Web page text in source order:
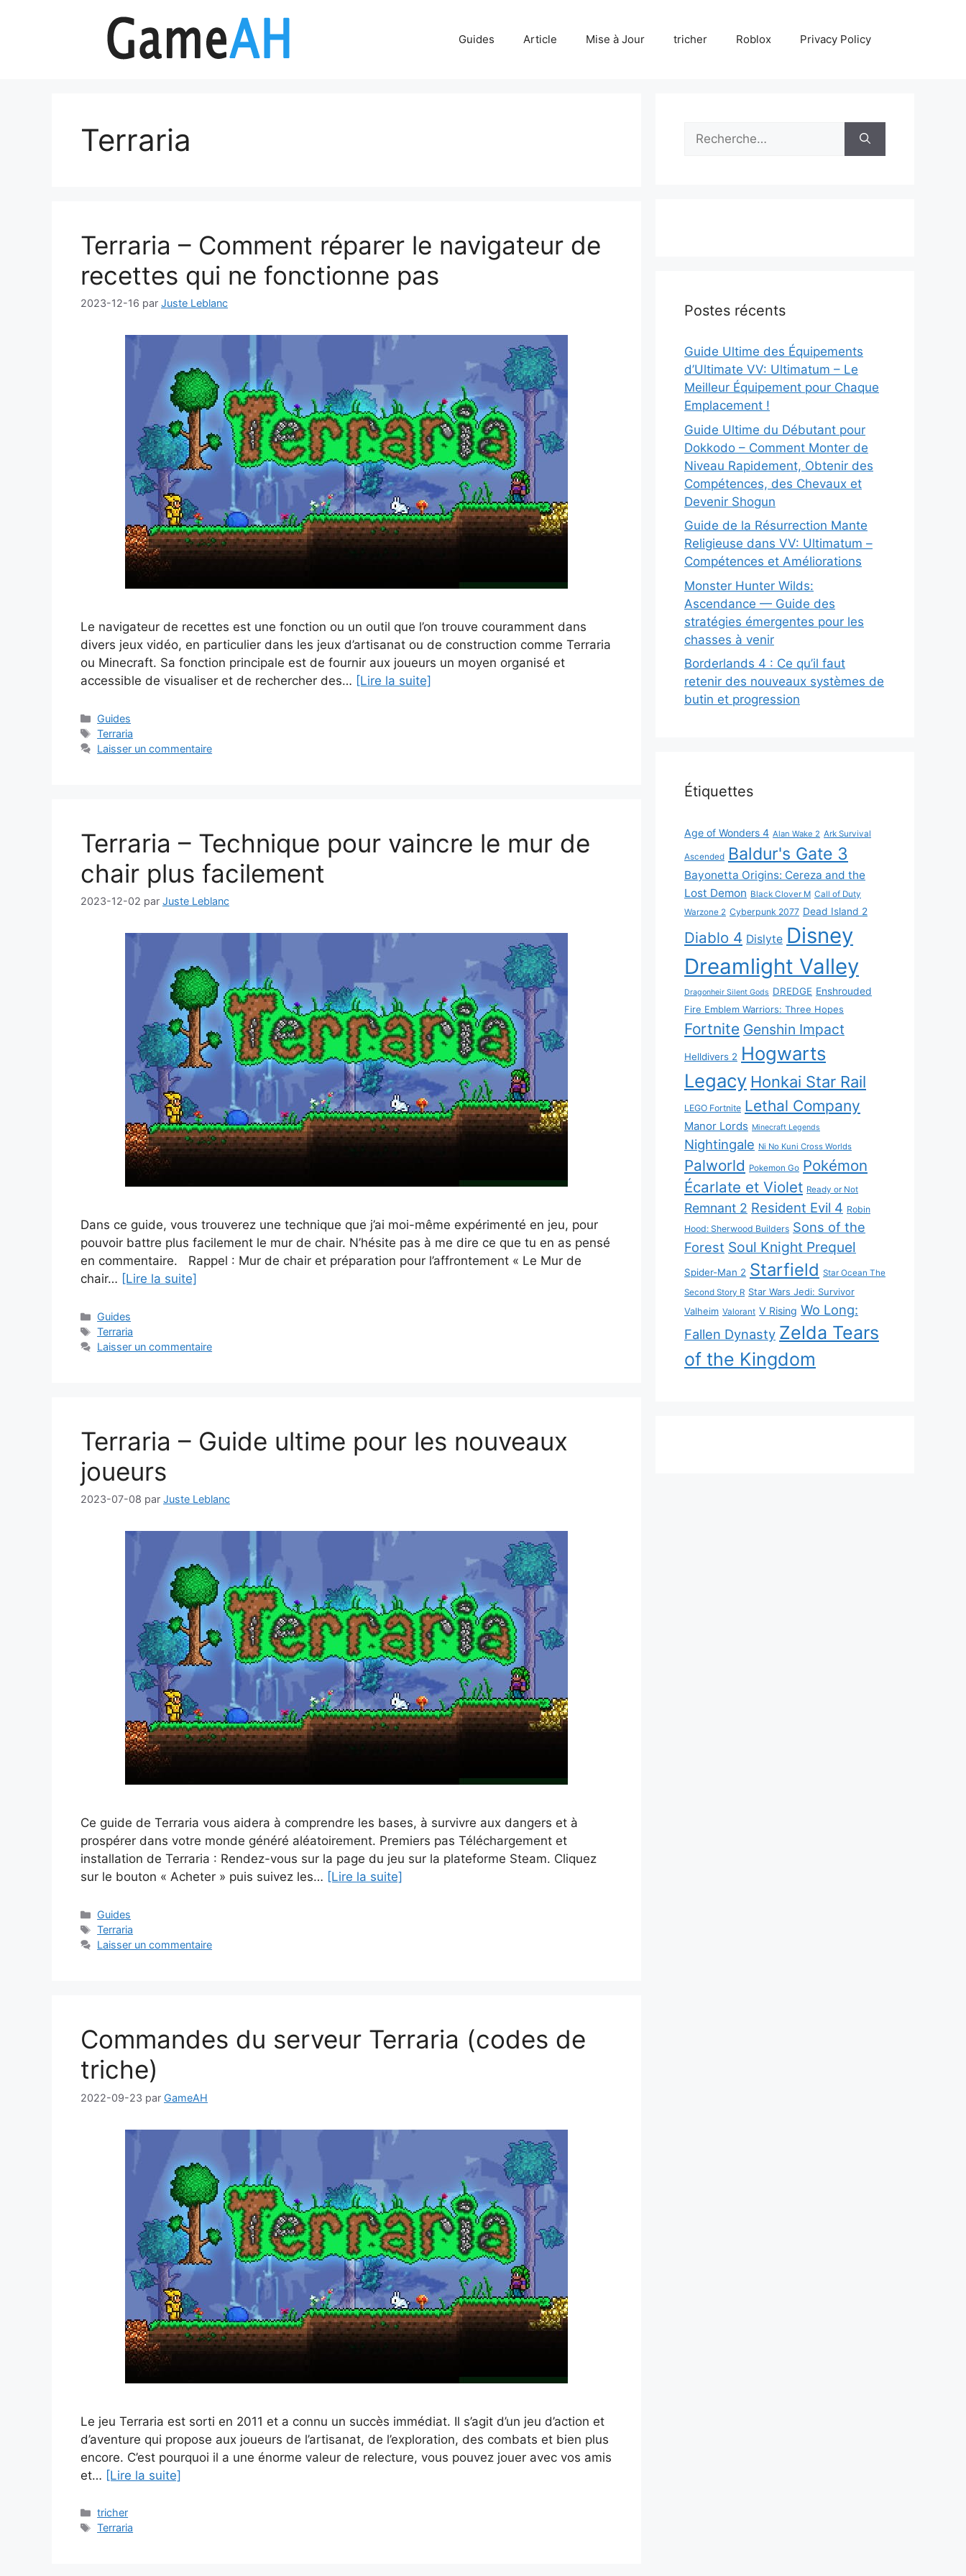
Guides Article Mise à Jour tricher Roblox Privacy Policy
Terraria
Terraria – Comment réparer le navigateur de
recettes qui ne fonctionne pas
2023-12-16 par Juste Leblanc
Le navigateur de recettes est une fonction ou un outil que l’on trouve couramment dans
divers jeux vidéo, en particulier dans les jeux d’artisanat ou de construction comme Terraria
ou Minecraft. Sa fonction principale est de fournir aux joueurs un moyen organisé et
accessible de visualiser et de rechercher des… [Lire la suite]
Catégories
Guides
Étiquettes
Terraria
Laisser un commentaire
Terraria – Technique pour vaincre le mur de
chair plus facilement
2023-12-02 par Juste Leblanc
Dans ce guide, vous trouverez une technique que j’ai moi-même expérimenté en jeu, pour
pouvoir battre plus facilement le mur de chair. N’hésite pas à me dire ce que tu en as pensé
en commentaire. Rappel : Mur de chair et préparation pour l’affrontement « Le Mur de
chair… [Lire la suite]
Catégories
Guides
Étiquettes
Terraria
Laisser un commentaire
Terraria – Guide ultime pour les nouveaux
joueurs
2023-07-08 par Juste Leblanc
Ce guide de Terraria vous aidera à comprendre les bases, à survivre aux dangers et à
prospérer dans votre monde généré aléatoirement. Premiers pas Téléchargement et
installation de Terraria : Rendez-vous sur la page du jeu sur la plateforme Steam. Cliquez
sur le bouton « Acheter » puis suivez les… [Lire la suite]
Catégories
Guides
Étiquettes
Terraria
Laisser un commentaire
Commandes du serveur Terraria (codes de
triche)
2022-09-23 par GameAH
Le jeu Terraria est sorti en 2011 et a connu un succès immédiat. Il s’agit d’un jeu d’action et
d’aventure qui propose aux joueurs de l’artisanat, de l’exploration, des combats et bien plus
encore. C’est pourquoi il a une énorme valeur de relecture, vous pouvez jouer avec vos amis
et… [Lire la suite]
Catégories
tricher
Étiquettes
Terraria
Rechercher :
Postes récents
Guide Ultime des Équipements
d’Ultimate VV: Ultimatum – Le
Meilleur Équipement pour Chaque
Emplacement !
Guide Ultime du Débutant pour
Dokkodo – Comment Monter de
Niveau Rapidement, Obtenir des
Compétences, des Chevaux et
Devenir Shogun
Guide de la Résurrection Mante
Religieuse dans VV: Ultimatum –
Compétences et Améliorations
Monster Hunter Wilds:
Ascendance — Guide des
stratégies émergentes pour les
chasses à venir
Borderlands 4 : Ce qu’il faut
retenir des nouveaux systèmes de
butin et progression
Étiquettes
Age of Wonders 4 Alan Wake 2 Ark Survival
Ascended Baldur's Gate 3
Bayonetta Origins: Cereza and the
Lost Demon Black Clover M Call of Duty
Warzone 2 Cyberpunk 2077 Dead Island 2
Diablo 4 Dislyte Disney
Dreamlight Valley
Dragonheir Silent Gods DREDGE Enshrouded
Fire Emblem Warriors: Three Hopes
Fortnite Genshin Impact
Helldivers 2 Hogwarts
Legacy Honkai Star Rail
LEGO Fortnite Lethal Company
Manor Lords Minecraft Legends
Nightingale Ni No Kuni Cross Worlds
Palworld Pokemon Go Pokémon
Écarlate et Violet Ready or Not
Remnant 2 Resident Evil 4 Robin
Hood: Sherwood Builders Sons of the
Forest Soul Knight Prequel
Spider-Man 2 Starfield Star Ocean The
Second Story R Star Wars Jedi: Survivor
Valheim Valorant V Rising Wo Long:
Fallen Dynasty Zelda Tears
of the Kingdom